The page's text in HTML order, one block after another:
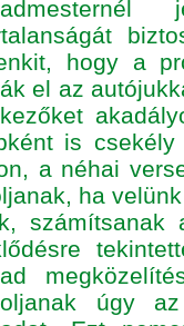
hogy a
el az
is
a néhai
ha
úgy